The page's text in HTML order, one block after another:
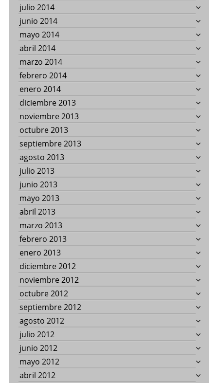
julio 2014
junio 2014
mayo 2014
abril 2014
marzo 2014
febrero 2014
enero 2014
diciembre 2013
noviembre 2013
octubre 2013
septiembre 2013
agosto 2013
julio 2013
junio 2013
mayo 2013
abril 2013
marzo 2013
febrero 2013
enero 2013
diciembre 2012
noviembre 2012
octubre 2012
septiembre 2012
agosto 2012
julio 2012
junio 2012
mayo 2012
abril 2012